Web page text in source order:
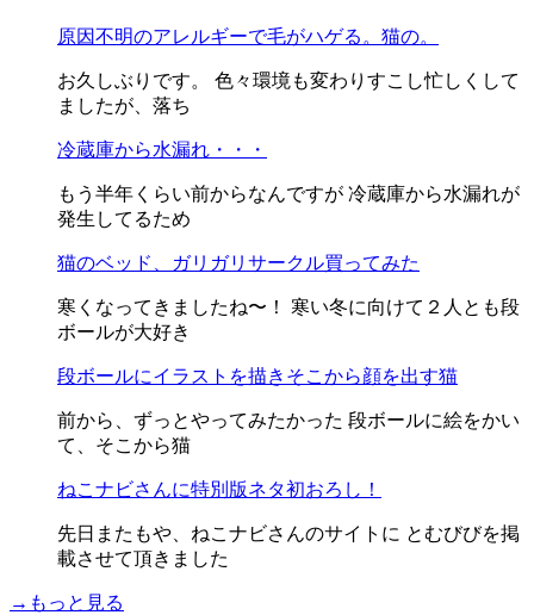
原因不明のアレルギーで毛がハゲる。猫の。
お久しぶりです。 色々環境も変わりすこし忙しくして
ましたが、落ち
冷蔵庫から水漏れ・・・
もう半年くらい前からなんですが 冷蔵庫から水漏れが
発生してるため
猫のベッド、ガリガリサークル買ってみた
寒くなってきましたね〜！ 寒い冬に向けて２人とも段
ボールが大好き
段ボールにイラストを描きそこから顔を出す猫
前から、ずっとやってみたかった 段ボールに絵をかい
て、そこから猫
ねこナビさんに特別版ネタ初おろし！
先日またもや、ねこナビさんのサイトに とむびびを掲
載させて頂きました
→もっと見る